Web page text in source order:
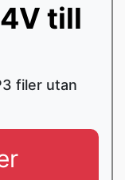
till
filer utan